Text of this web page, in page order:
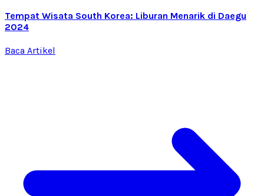
Tempat Wisata South Korea: Liburan Menarik di Daegu
2024
Baca Artikel